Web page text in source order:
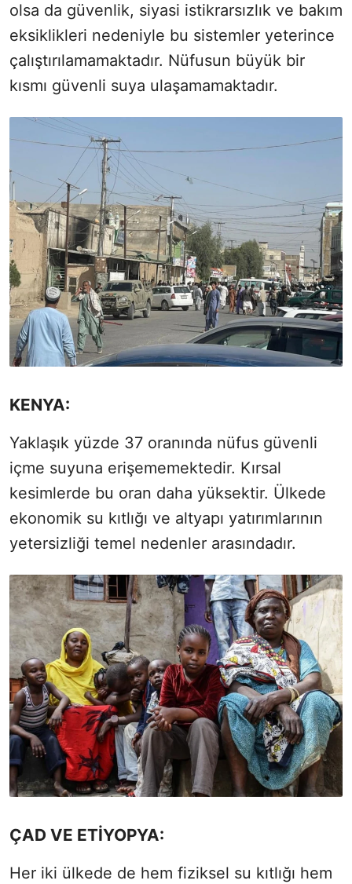
olsa da güvenlik, siyasi istikrarsızlık ve bakım
eksiklikleri nedeniyle bu sistemler yeterince
çalıştırılamamaktadır. Nüfusun büyük bir
kısmı güvenli suya ulaşamamaktadır.
KENYA:
Yaklaşık yüzde 37 oranında nüfus güvenli
içme suyuna erişememektedir. Kırsal
kesimlerde bu oran daha yüksektir. Ülkede
ekonomik su kıtlığı ve altyapı yatırımlarının
yetersizliği temel nedenler arasındadır.
ÇAD VE ETİYOPYA:
Her iki ülkede de hem fiziksel su kıtlığı hem